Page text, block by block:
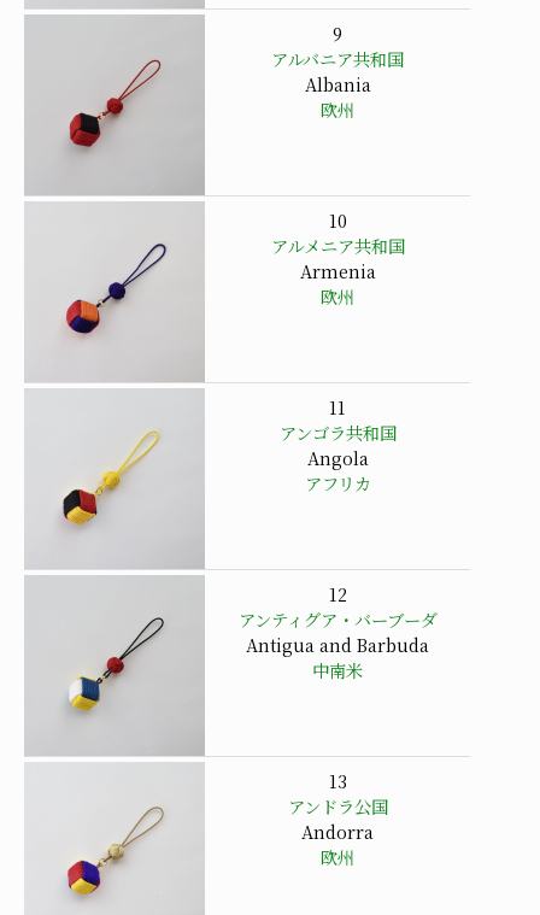
9
アルバニア共和国
Albania
欧州
10
アルメニア共和国
Armenia
欧州
11
アンゴラ共和国
Angola
アフリカ
12
アンティグア・バーブーダ
Antigua and Barbuda
中南米
13
アンドラ公国
Andorra
欧州